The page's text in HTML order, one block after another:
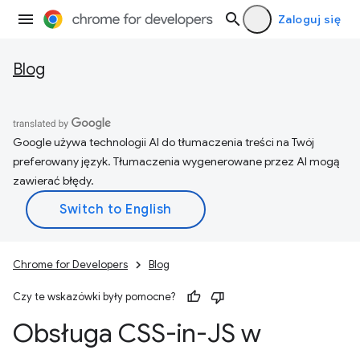
Zaloguj się
Blog
Google używa technologii AI do tłumaczenia treści na Twój
preferowany język. Tłumaczenia wygenerowane przez AI mogą
zawierać błędy.
Chrome for Developers Blog
Czy te wskazówki były pomocne?
Obsługa CSS-in-JS w